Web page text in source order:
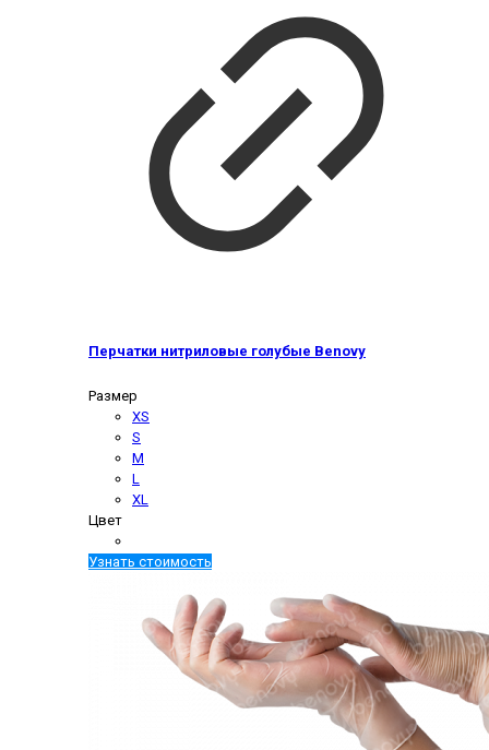
Перчатки нитриловые голубые Benovy
Размер
XS
S
M
L
XL
Цвет
Узнать стоимость